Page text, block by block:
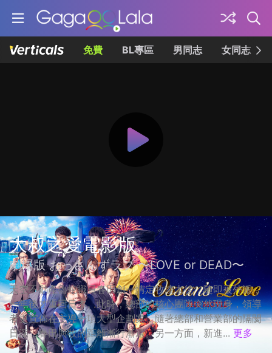
免費 BL專區 男同志 女同志
大叔之愛電影版
劇場版 おっさんずラブ 〜LOVE or DEAD〜
天空不動產魯蛇職員春田創一情定牧凌太後，隨即被外派，
一年後才重回日本。此時，總部的核心團隊突然現身，領導
者更宣佈在主導一項大型企劃案，隨著總部和營業部的隔閡
日深，春田與牧的距離漸行漸遠。另一方面，新進... 更多